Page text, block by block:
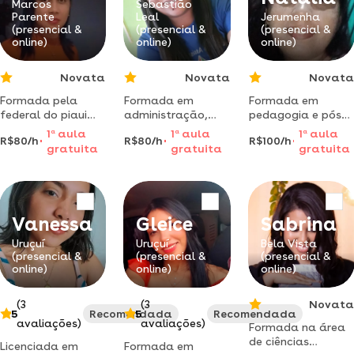
Marcos
Parente
(presencial &
online)
Novata
Formada pela
federal do piaui
em e filosofia e
pósgraduação em
história dobrasil
R$80/h
1 aaula
gratuita
Sebastião
Leal
(presencial &
online)
Novata
Formada em
administração,
mais tenho 5 anos
experiência de
professora de
ensino
fundamental.
R$80/h
1 a aula
gratuita
Jerumenha
(presencial &
online)
Novata
Formada em
pedagogia e pós
graduada em
psicopedagogia
ênfase na
educação
especial.
R$100/h
1 a aula
gratuita
Vanessa
Uruçuí
(presencial &
online)
5
(3
avaliações)
Recomendada
Licenciada em
Gleice
Uruçuí
(presencial &
online)
5
(3
avaliações)
Recomendada
Formada em
Sabrina
Bela Vista
(presencial &
online)
Novata
Formada na área
de ciências